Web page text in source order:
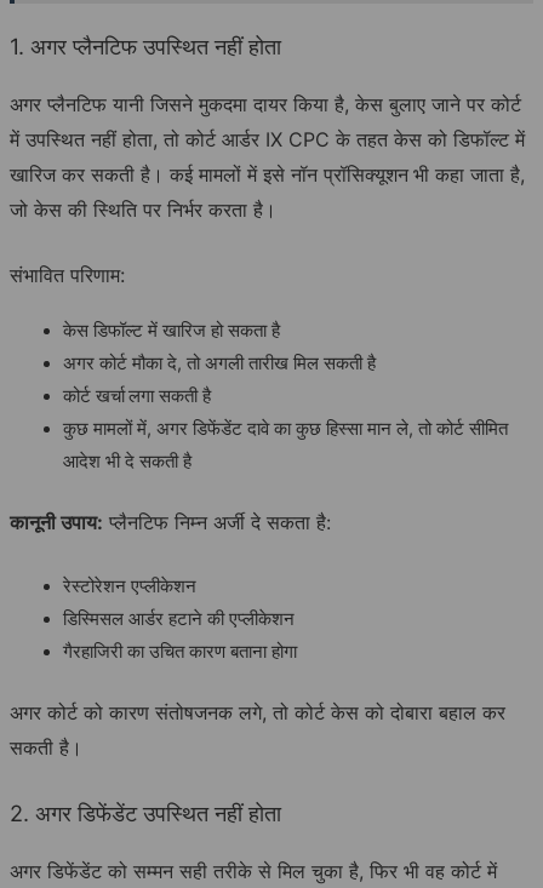
1. अगर प्लैनटिफ उपस्थित नहीं होता
अगर प्लैनटिफ यानी जिसने मुकदमा दायर किया है, केस बुलाए जाने पर कोर्ट
में उपस्थित नहीं होता, तो कोर्ट आर्डर IX CPC के तहत केस को डिफॉल्ट में
खारिज कर सकती है। कई मामलों में इसे नॉन प्रॉसिक्यूशन भी कहा जाता है,
जो केस की स्थिति पर निर्भर करता है।
संभावित परिणाम:
केस डिफॉल्ट में खारिज हो सकता है
अगर कोर्ट मौका दे, तो अगली तारीख मिल सकती है
कोर्ट खर्चालगा सकती है
कुछ मामलों में, अगर डिफेंडेंट दावे का कुछ हिस्सा मान ले, तो कोर्ट सीमित
आदेश भी दे सकती है
कानूनी उपाय: प्लैनटिफ निम्न अर्जी दे सकता है:
रेस्टोरेशन एप्लीकेशन
डिस्मिसल आर्डर हटाने की एप्लीकेशन
गैरहाजिरी का उचित कारण बताना होगा
अगर कोर्ट को कारण संतोषजनक लगे, तो कोर्ट केस को दोबारा बहाल कर
सकती है।
2. अगर डिफेंडेंट उपस्थित नहीं होता
अगर डिफेंडेंट को सम्मन सही तरीके से मिल चुका है, फिर भी वह कोर्ट में